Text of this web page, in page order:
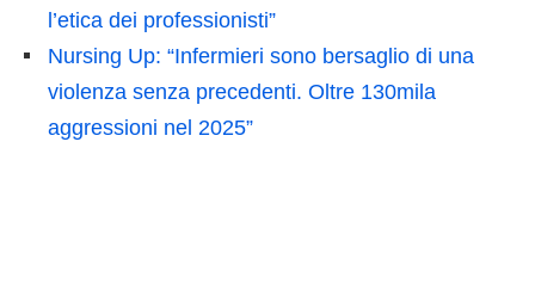
l’etica dei professionisti”
Nursing Up: “Infermieri sono bersaglio di una
violenza senza precedenti. Oltre 130mila
aggressioni nel 2025”